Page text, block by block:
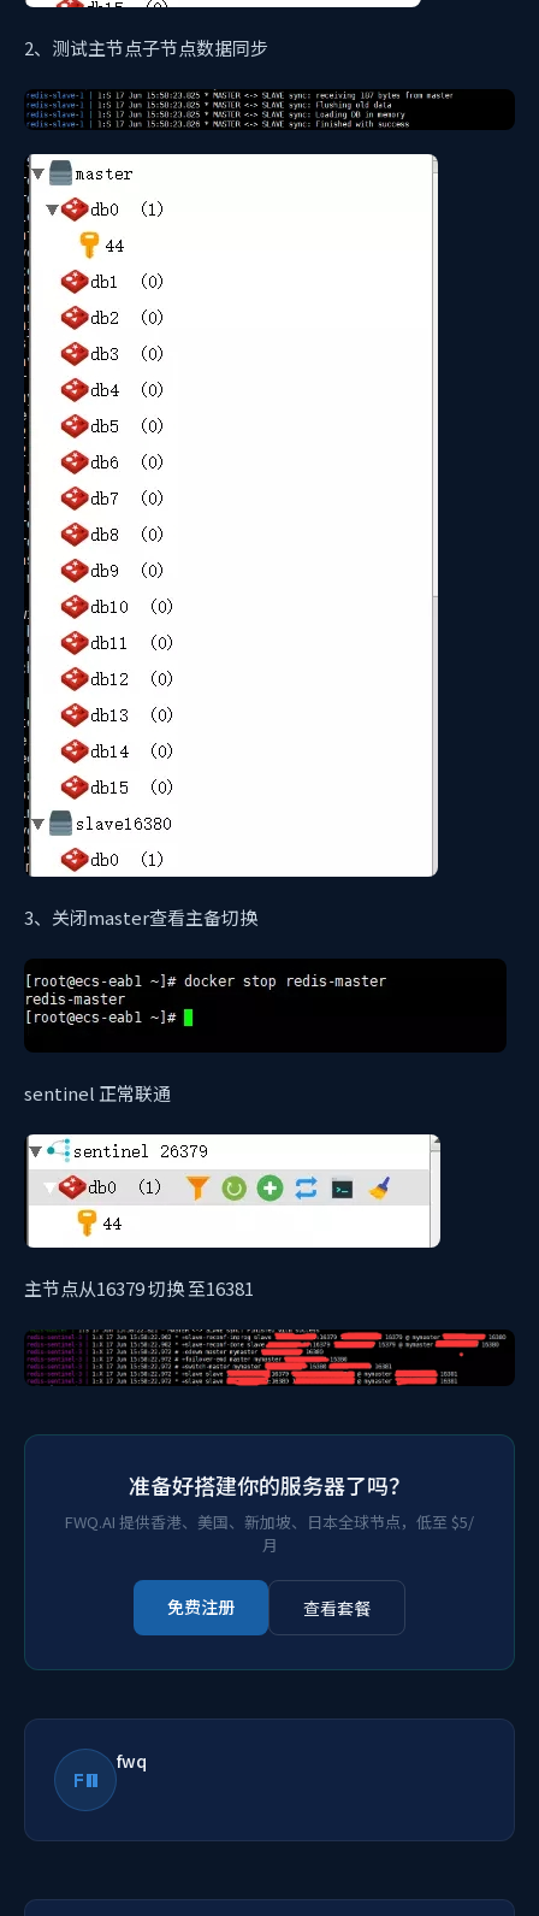
2、测试主节点子节点数据同步
3、关闭master查看主备切换
sentinel 正常联通
主节点从16379 切换 至16381
准备好搭建你的服务器了吗？
FWQ.AI 提供香港、美国、新加坡、日本全球节点，低至 $5/
月
免费注册 查看套餐
FW
fwq